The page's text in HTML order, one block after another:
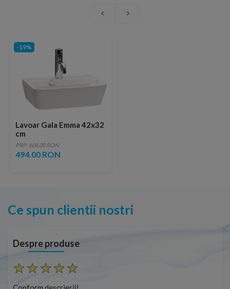
-19%
Lavoar Gala Emma 42x32
cm
PRP: 608.00 RON
494.00 RON
Ce spun clientii nostri
Despre produse